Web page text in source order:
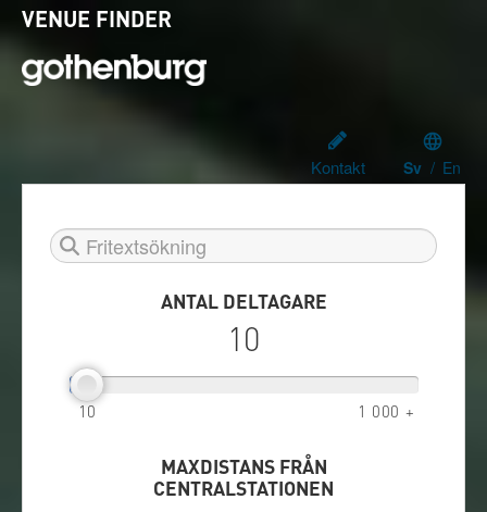
VENUE FINDER
Kontakt
Choose
Sv / En
ANTAL DELTAGARE
10
10 1 000 +
MAXDISTANS FRÅN
CENTRALSTATIONEN